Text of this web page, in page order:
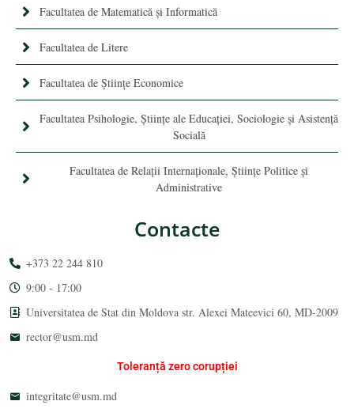
Facultatea de Matematică şi Informatică
Facultatea de Litere
Facultatea de Științe Economice
Facultatea Psihologie, Ştiinţe ale Educaţiei, Sociologie și Asistență
Socială
Facultatea de Relaţii Internaţionale, Ştiinţe Politice şi
Administrative
Contacte
+373 22 244 810
9:00 - 17:00
Universitatea de Stat din Moldova str. Alexei Mateevici 60, MD-2009
rector@usm.md
Toleranță zero corupției
integritate@usm.md